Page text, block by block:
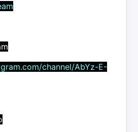
channel/AbYz-E-